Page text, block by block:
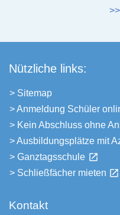
Nützliche links:
> Sitemap
> Anmeldung Schüler
> Kein Abschluss ohne
> Ausbildungsplätze mit
> Ganztagsschule
> Schließfächer mieten
Kontakt